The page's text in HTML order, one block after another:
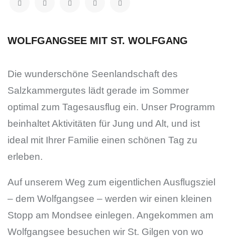
WOLFGANGSEE MIT ST. WOLFGANG
Die wunderschöne Seenlandschaft des
Salzkammergutes lädt gerade im Sommer
optimal zum Tagesausflug ein. Unser Programm
beinhaltet Aktivitäten für Jung und Alt, und ist
ideal mit Ihrer Familie einen schönen Tag zu
erleben.
Auf unserem Weg zum eigentlichen Ausflugsziel
– dem Wolfgangsee – werden wir einen kleinen
Stopp am Mondsee einlegen. Angekommen am
Wolfgangsee besuchen wir St. Gilgen von wo